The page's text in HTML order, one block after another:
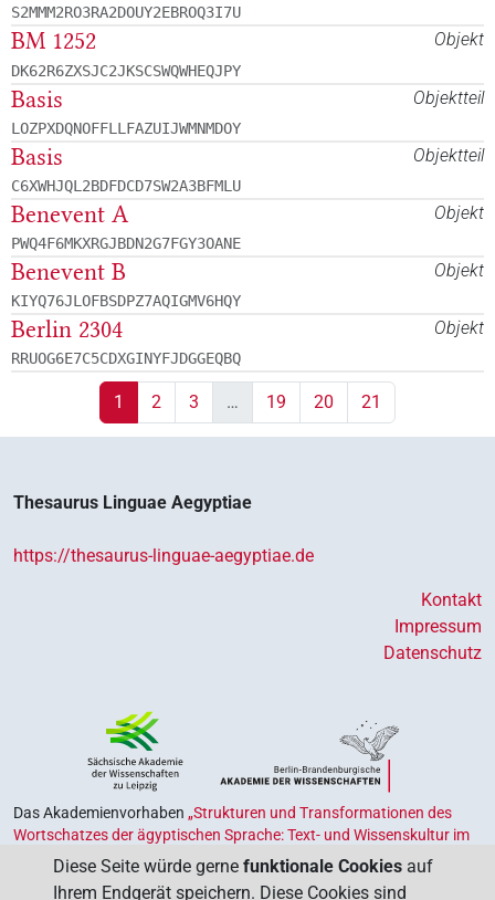
S2MMM2RO3RA2DOUY2EBROQ3I7U
Objekt
BM 1252
DK62R6ZXSJC2JKSCSWQWHEQJPY
Objektteil
Basis
LOZPXDQNOFFLLFAZUIJWMNMDOY
Objektteil
Basis
C6XWHJQL2BDFDCD7SW2A3BFMLU
Objekt
Benevent A
PWQ4F6MKXRGJBDN2G7FGY3OANE
Objekt
Benevent B
KIYQ76JLOFBSDPZ7AQIGMV6HQY
Objekt
Berlin 2304
RRUOG6E7C5CDXGINYFJDGGEQBQ
1 2 3 … 19 20 21
Thesaurus Linguae Aegyptiae
https://thesaurus-linguae-aegyptiae.de
Kontakt
Impressum
Datenschutz
Das Akademienvorhaben „Strukturen und Transformationen des
Wortschatzes der ägyptischen Sprache: Text- und Wissenskultur im
Alten Ägypten‟
ist Teil des von Bund und Ländern geförderten
, das der Erhaltung, Sicherung und
Diese Seite würde gerne funktionale Cookies auf
Ihrem Endgerät speichern. Diese Cookies sind